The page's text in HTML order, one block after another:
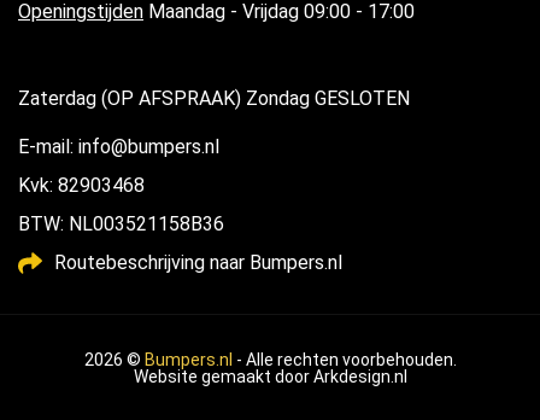
Openingstijden Maandag - Vrijdag 09:00 - 17:00
Zaterdag (OP AFSPRAAK) Zondag GESLOTEN
E-mail: info@bumpers.nl
Kvk: 82903468
BTW: NL003521158B36
Routebeschrijving naar Bumpers.nl
2026 © Bumpers.nl - Alle rechten voorbehouden.
Website gemaakt doorArkdesign.nl